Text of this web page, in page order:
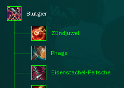
Blutgier
Zündjuwel
Phage
Eisenstachel-Peitsche